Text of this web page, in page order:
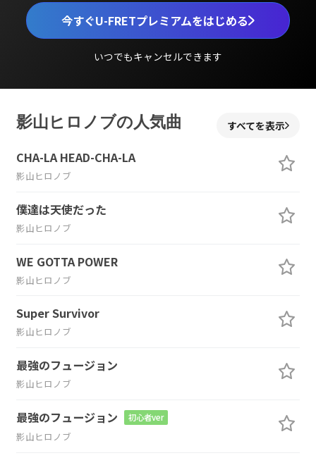
今すぐU-FRETプレミアムをはじめる
いつでもキャンセルできます
影山ヒロノブの人気曲 すべてを表示
CHA-LA HEAD-CHA-LA
影山ヒロノブ
僕達は天使だった
影山ヒロノブ
WE GOTTA POWER
影山ヒロノブ
Super Survivor
影山ヒロノブ
最強のフュージョン
影山ヒロノブ
最強のフュージョン 初心者ver
影山ヒロノブ